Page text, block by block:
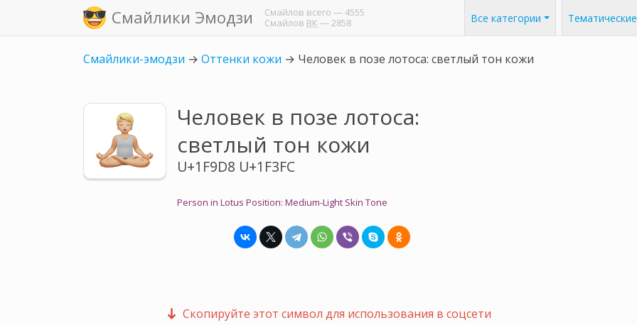
Смайлики Эмодзи Смайлов всего — 4555
Смайлов ВК — 2858 Все категории
Смайлики-эмодзи → Оттенки кожи → Человек в позе лотоса: светлый тон кожи
Человек в позе лотоса:
светлый тон кожи
U+1F9D8 U+1F3FC
Person in Lotus Position: Medium-Light Skin Tone
Скопируйте этот символ для использования в соцсети